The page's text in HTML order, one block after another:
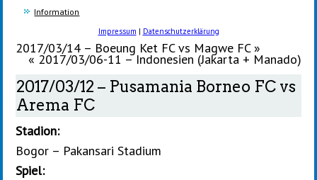
Information
Impressum | Datenschutzerklärung
2017/03/14 – Boeung Ket FC vs Magwe FC»
« 2017/03/06-11 – Indonesien (Jakarta + Manado)
2017/03/12 – Pusamania Borneo FC vs
Arema FC
Stadion:
Bogor – Pakansari Stadium
Spiel: